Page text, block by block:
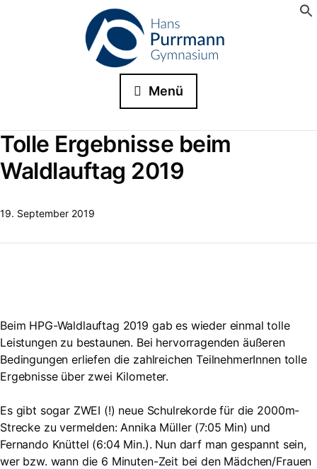
Menü
Tolle Ergebnisse beim
Waldlauftag 2019
19. September 2019
Beim HPG-Waldlauftag 2019 gab es wieder einmal tolle
Leistungen zu bestaunen. Bei hervorragenden äußeren
Bedingungen erliefen die zahlreichen TeilnehmerInnen tolle
Ergebnisse über zwei Kilometer.
Es gibt sogar ZWEI (!) neue Schulrekorde für die 2000m-
Strecke zu vermelden: Annika Müller (7:05 Min) und
Fernando Knüttel (6:04 Min.). Nun darf man gespannt sein,
wer bzw. wann die 6 Minuten-Zeit bei den Mädchen/Frauen